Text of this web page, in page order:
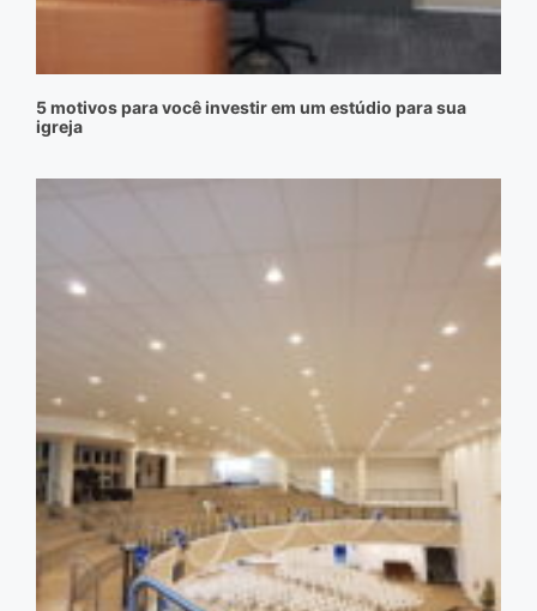
5 motivos para você investir em um estúdio para sua
igreja